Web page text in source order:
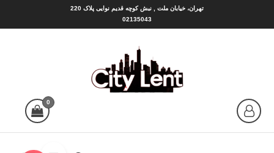
تهران، خیابان ملت , نبش کوچه قدیم نوایی پلاک 220
02135043
سیتی لنت |CITY LENT شهر لنت منبع بهترین ها0